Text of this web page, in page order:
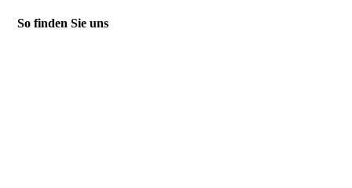
So finden Sie uns